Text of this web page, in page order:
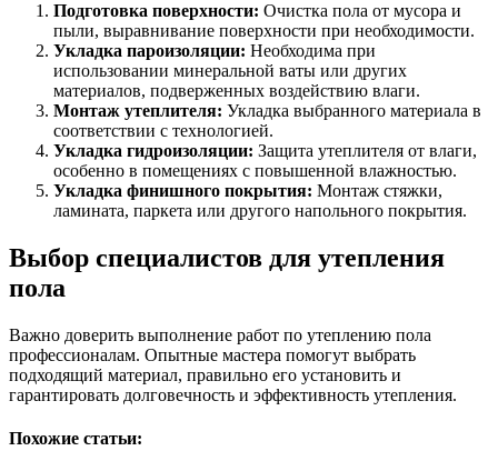
Подготовка поверхности: Очистка пола от мусора и
пыли, выравнивание поверхности при необходимости.
Укладка пароизоляции: Необходима при
использовании минеральной ваты или других
материалов, подверженных воздействию влаги.
Монтаж утеплителя: Укладка выбранного материала в
соответствии с технологией.
Укладка гидроизоляции: Защита утеплителя от влаги,
особенно в помещениях с повышенной влажностью.
Укладка финишного покрытия: Монтаж стяжки,
ламината, паркета или другого напольного покрытия.
Выбор специалистов для утепления
пола
Важно доверить выполнение работ по утеплению пола
профессионалам. Опытные мастера помогут выбрать
подходящий материал, правильно его установить и
гарантировать долговечность и эффективность утепления.
Похожие статьи: